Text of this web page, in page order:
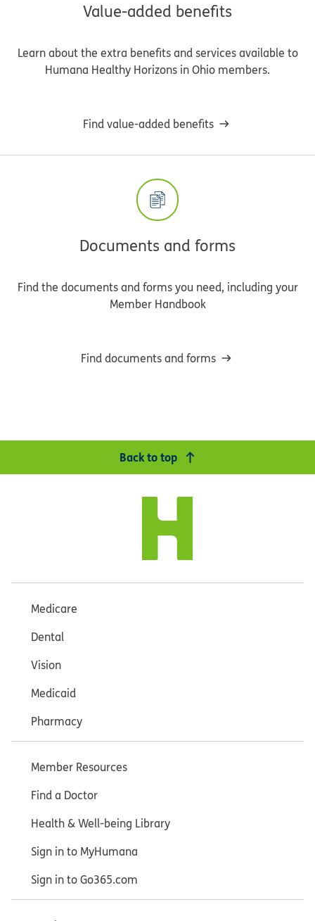
Value-added benefits
Learn about the extra benefits and services available to
Humana Healthy Horizons in Ohio members.
Find value-added benefits
Documents and forms
Find the documents and forms you need, including your
Member Handbook
Find documents and forms
Back to top
Medicare
Dental
Vision
Medicaid
Pharmacy
Member Resources
Find a Doctor
Health & Well-being Library
Sign in to MyHumana
Sign in to Go365.com